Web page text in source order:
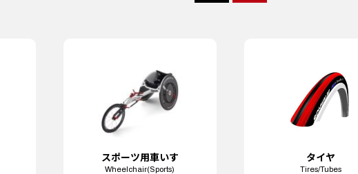
スポーツ用 車いす
Wheelchair(Sports)
タイヤ
Tires/Tubes